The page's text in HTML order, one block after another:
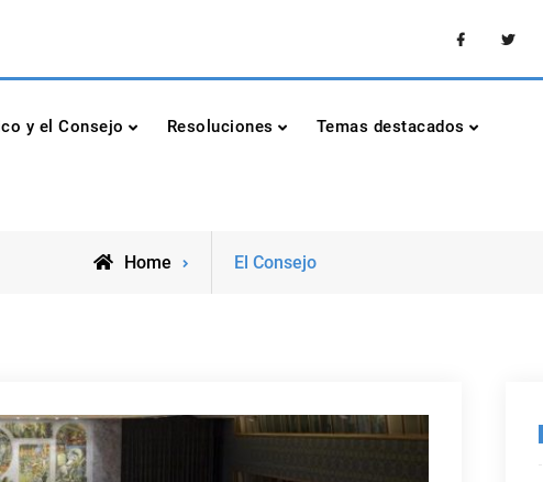
de las Naciones Unidas
Facebook
y el Consejo Resoluciones Temas destacados
Home El Consejo